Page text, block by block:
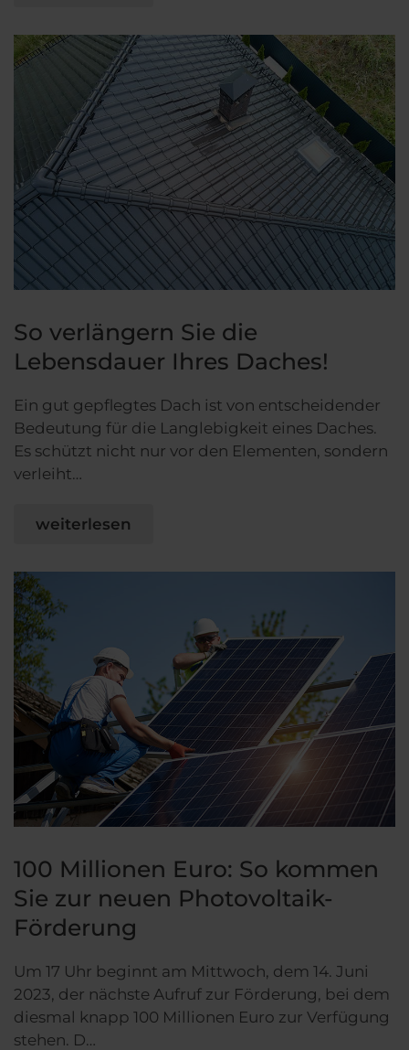
So verlängern Sie die
Lebensdauer Ihres Daches!
Ein gut gepflegtes Dach ist von entscheidender
Bedeutung für die Langlebigkeit eines Daches.
Es schützt nicht nur vor den Elementen, sondern
verleiht…
weiterlesen
100 Millionen Euro: So kommen
Sie zur neuen Photovoltaik-
Förderung
Um 17 Uhr beginnt am Mittwoch, dem 14. Juni
2023, der nächste Aufruf zur Förderung, bei dem
diesmal knapp 100 Millionen Euro zur Verfügung
stehen. D…